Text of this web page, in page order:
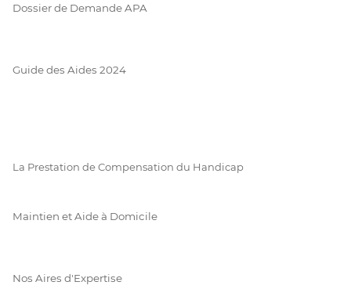
Dossier de Demande APA
Guide des Aides 2024
La Prestation de Compensation du Handicap
Maintien et Aide à Domicile
Nos Aires d'Expertise